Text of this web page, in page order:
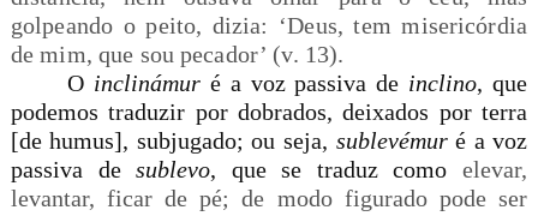
golpeando o peito, dizia: ‘Deus, tem misericórdia
de mim, que sou pecador’ (v. 13).
O inclinámur é a voz passiva de inclino, que
podemos traduzir por dobrados, deixados por terra
[de humus], subjugado; ou seja, sublevémuré a voz
passiva desublevo, que se traduz comoelevar,
levantar, ficar de pé; de modo figurado pode ser